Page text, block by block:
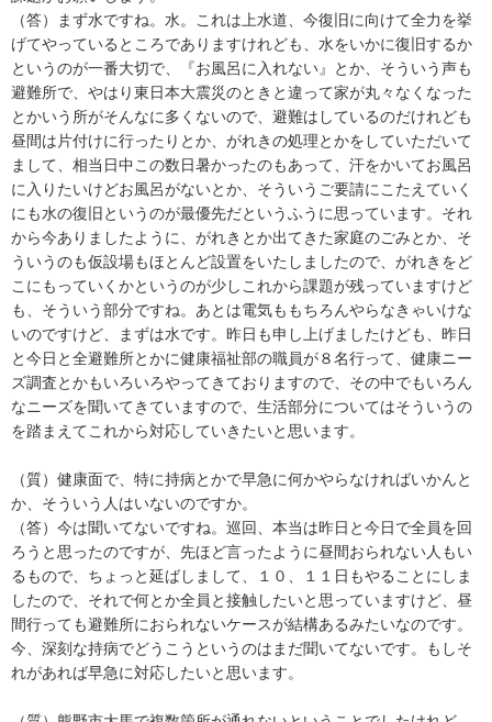
（答）まず水ですね。水。これは上水道、今復旧に向けて全力を挙
げてやっているところでありますけれども、水をいかに復旧するか
というのが一番大切で、『お風呂に入れない』とか、そういう声も
避難所で、やはり東日本大震災のときと違って家が丸々なくなった
とかいう所がそんなに多くないので、避難はしているのだけれども
昼間は片付けに行ったりとか、がれきの処理とかをしていただいて
まして、相当日中この数日暑かったのもあって、汗をかいてお風呂
に入りたいけどお風呂がないとか、そういうご要請にこたえていく
にも水の復旧というのが最優先だというふうに思っています。それ
から今ありましたように、がれきとか出てきた家庭のごみとか、そ
ういうのも仮設場もほとんど設置をいたしましたので、がれきをど
こにもっていくかというのが少しこれから課題が残っていますけど
も、そういう部分ですね。あとは電気ももちろんやらなきゃいけな
いのですけど、まずは水です。昨日も申し上げましたけども、昨日
と今日と全避難所とかに健康福祉部の職員が８名行って、健康ニー
ズ調査とかもいろいろやってきておりますので、その中でもいろん
なニーズを聞いてきていますので、生活部分についてはそういうの
を踏まえてこれから対応していきたいと思います。
（質）健康面で、特に持病とかで早急に何かやらなければいかんと
か、そういう人はいないのですか。
（答）今は聞いてないですね。巡回、本当は昨日と今日で全員を回
ろうと思ったのですが、先ほど言ったように昼間おられない人もい
るもので、ちょっと延ばしまして、１０、１１日もやることにしま
したので、それで何とか全員と接触したいと思っていますけど、昼
間行っても避難所におられないケースが結構あるみたいなのです。
今、深刻な持病でどうこうというのはまだ聞いてないです。もしそ
れがあれば早急に対応したいと思います。